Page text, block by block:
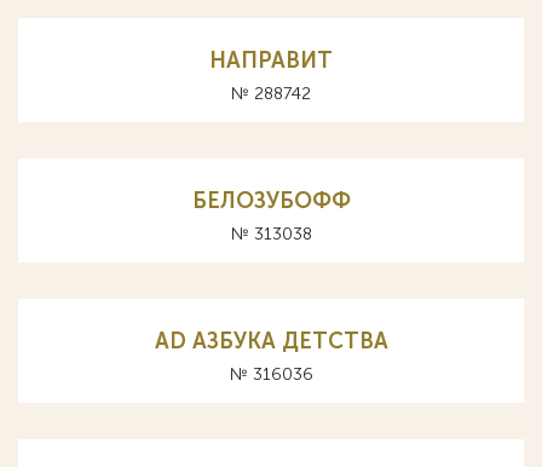
НАПРАВИТ
№ 288742
БЕЛОЗУБОФФ
№ 313038
AD АЗБУКА ДЕТСТВА
№ 316036